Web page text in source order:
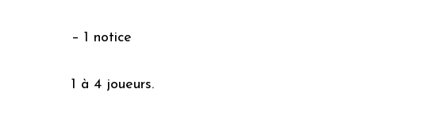
– 1 notice
1 à 4 joueurs.